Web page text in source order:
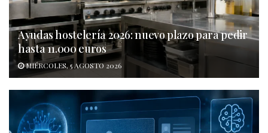
Ayudas hostelería 2026: nuevo plazo para pedir
hasta 11.000 euros
MIÉRCOLES, 5 AGOSTO 2026